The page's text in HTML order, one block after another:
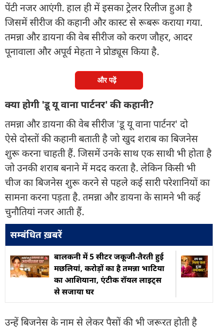
पेंटी नजर आएंगी. हाल ही में इसका ट्रेलर रिलीज हुआ है
जिसमें सीरीज की कहानी और कास्ट से रूबरू कराया गया.
तमन्ना और डायना की वेब सीरीज को करण जौहर, आदर
पूनावाला और अपूर्व मेहता ने प्रोड्यूस किया है.
और पढ़ें
क्या होगी 'डू यू वाना पार्टनर' की कहानी?
तमन्ना और डायना की वेब सीरीज 'डू यू वाना पार्टनर' दो
ऐसे दोस्तों की कहानी बताती है जो खुद शराब का बिजनेस
शुरू करना चाहती हैं. जिसमें उनके साथ एक साथी भी होता है
जो उनकी शराब बनाने में मदद करता है. लेकिन किसी भी
चीज का बिजनेस शुरू करने से पहले कई सारी परेशानियों का
सामना करना पड़ता है. तमन्ना और डायना के सामने भी कई
चुनौतियां नजर आती हैं.
सम्बंधित ख़बरें
बालकनी में 5 सीटर जकूजी-तैरती हुई
मछलियां, करोड़ों का है तमन्ना भाटिया
का आशियाना, एंटीक रॉयल लाइट्स
से सजाया घर
उन्हें बिजनेस के नाम से लेकर पैसों की भी जरूरत होती है